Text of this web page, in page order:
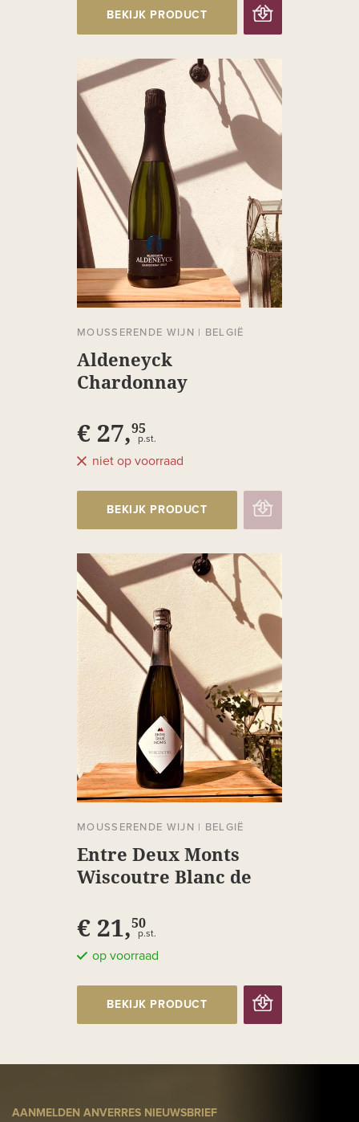
BEKIJK PRODUCT
MOUSSERENDE WIJN | BELGIË
Aldeneyck
Chardonnay
€ 27,95
p.st.
niet op voorraad
BEKIJK PRODUCT
MOUSSERENDE WIJN | BELGIË
Entre Deux Monts
Wiscoutre Blanc de
€ 21,50
p.st.
op voorraad
BEKIJK PRODUCT
AANMELDEN ANVERRES NIEUWSBRIEF